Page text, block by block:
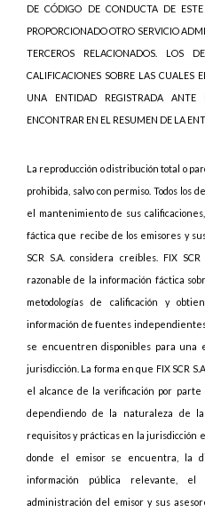
DE CÓDIGO DE CONDUCTA DE
PROPORCIONADO OTRO SERVICIO
TERCEROS RELACIONADOS. LOS
CALIFICACIONES SOBRE LAS CUALES
UNA ENTIDAD REGISTRADA ANTE
ENCONTRAR EN EL RESUMEN DE LA
La reproducción o distribución total o
prohibida, salvo con permiso. Todos los
el mantenimiento de sus
fáctica que recibe de los emisores y
SCR S.A. considera creíbles. FIX
razonable de la información fáctica
metodologías de calificación y
información de fuentes
se encuentren disponibles para una
jurisdicción. La forma en que FIX SCR
el alcance de la verificación por
dependiendo de la naturaleza de
requisitos y prácticas en la jurisdicción
donde el emisor se encuentra, la
información pública relevante,
administración del emisor y sus